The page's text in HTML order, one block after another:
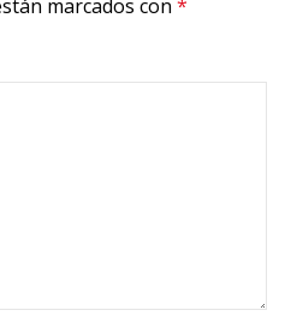
marcados con *